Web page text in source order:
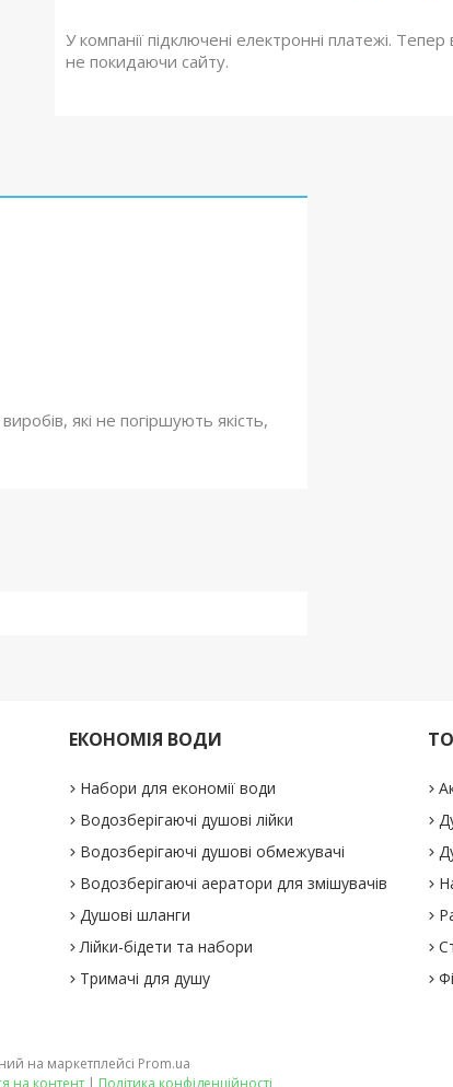
У компанії підключені електронні платежі.
не покидаючи сайту.
які не погіршують якість,
ЕКОНОМІЯ ВОДИ
Набори для економії води
Водозберігаючі душові лійки
Водозберігаючі душові обмежувачі
Водозберігаючі аератори для змішувачів
Душові шланги
Лійки-бідети та набори
Тримачі для душу
на маркетплейсі Prom.ua